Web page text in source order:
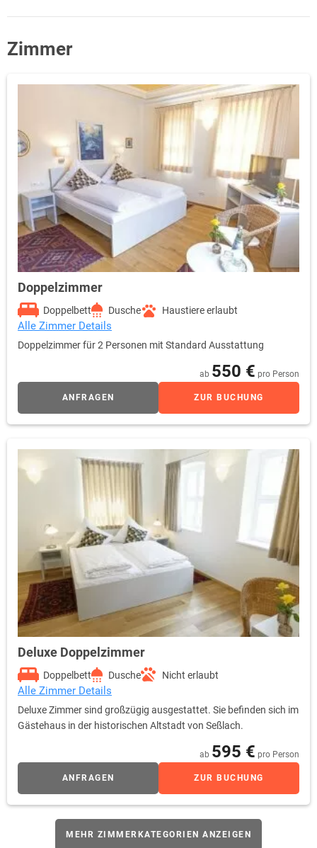
Zimmer
Doppelzimmer
Doppelbett Dusche Haustiere erlaubt
Alle Zimmer Details
Doppelzimmer für 2 Personen mit Standard Ausstattung
ab 550 € pro Person
ANFRAGEN ZUR BUCHUNG
Deluxe Doppelzimmer
Doppelbett Dusche Nicht erlaubt
Alle Zimmer Details
Deluxe Zimmer sind großzügig ausgestattet. Sie befinden sich im
Gästehaus in der historischen Altstadt von Seßlach.
ab 595 € pro Person
ANFRAGEN ZUR BUCHUNG
MEHR ZIMMERKATEGORIEN ANZEIGEN